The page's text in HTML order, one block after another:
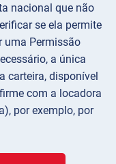
nacional que não
se ela permite
uma Permissão
a única
carteira, disponível
com a locadora
por exemplo, por